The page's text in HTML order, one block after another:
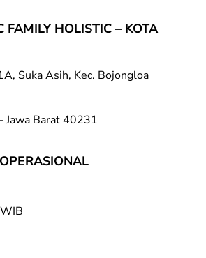
FAMILY HOLISTIC – KOTA
Suka Asih, Kec. Bojongloa
Jawa Barat 40231